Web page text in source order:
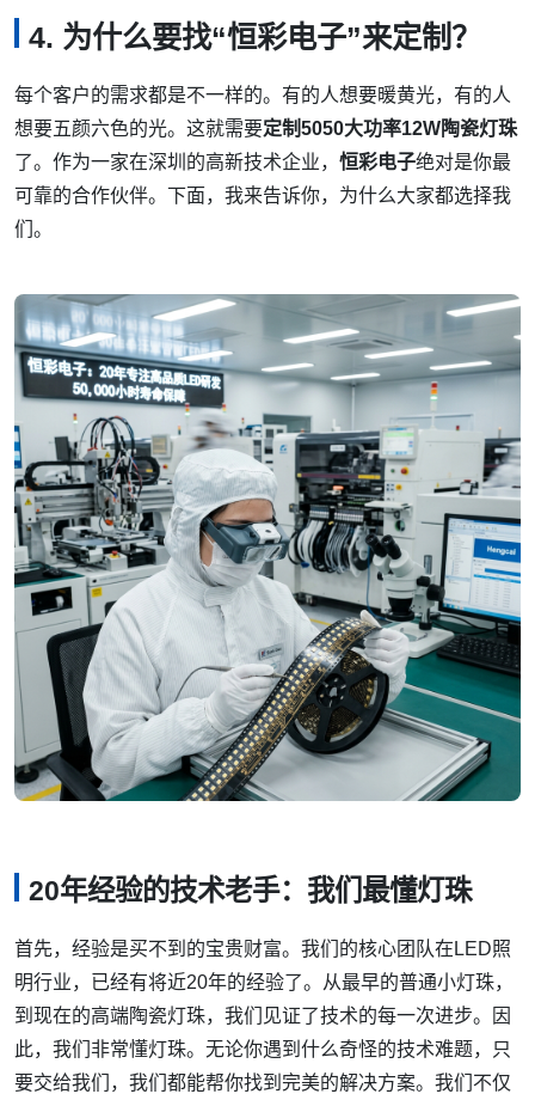
4. 为什么要找“恒彩电子”来定制？
每个客户的需求都是不一样的。有的人想要暖黄光，有的人
想要五颜六色的光。这就需要定制5050大功率12W陶瓷灯珠
了。作为一家在深圳的高新技术企业， 恒彩电子绝对是你最
可靠的合作伙伴。下面，我来告诉你，为什么大家都选择我
们。
20年经验的技术老手：我们最懂灯珠
首先，经验是买不到的宝贵财富。我们的核心团队在LED照
明行业，已经有将近20年的经验了。从最早的普通小灯珠，
到现在的高端陶瓷灯珠，我们见证了技术的每一次进步。因
此，我们非常懂灯珠。无论你遇到什么奇怪的技术难题，只
要交给我们，我们都能帮你找到完美的解决方案。我们不仅